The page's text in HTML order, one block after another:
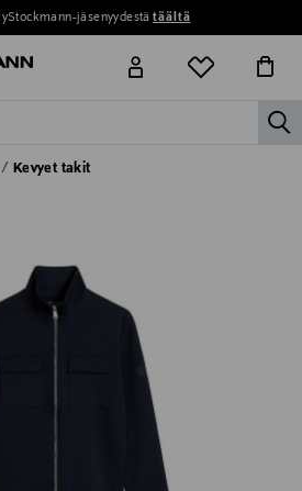
jäsenyydestätäältä
MIEHET LAPSET
Kevyet takit